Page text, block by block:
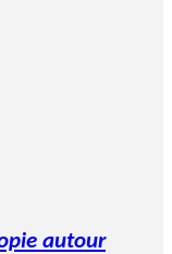
autour